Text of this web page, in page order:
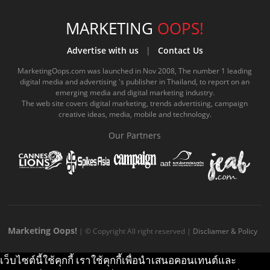
e
b
o
o
k
c
o
t
u
b
e
.
o
o
m
e
m
e
t
a
g
r
a
.
t
o
k
.
c
m
MARKETING OOPS!
Advertise with us| Contact Us
MarketingOops.com was launched in Nov 2008, The number 1 leading
digital media and advertising 's publisher in Thailand, to report on an
emerging media and digital marketing industry.
The web site covers digital marketing, trends advertising, campaign
creative ideas, media, mobile and technology.
Our Partners
Marketing Oops! | © Copyright All right reserved | Discliamer & Policy
เว็บไซต์นี้ใช้คุกกี้ เราใช้คุกกี้เพื่อนำเสนอคอนเทนต์และ